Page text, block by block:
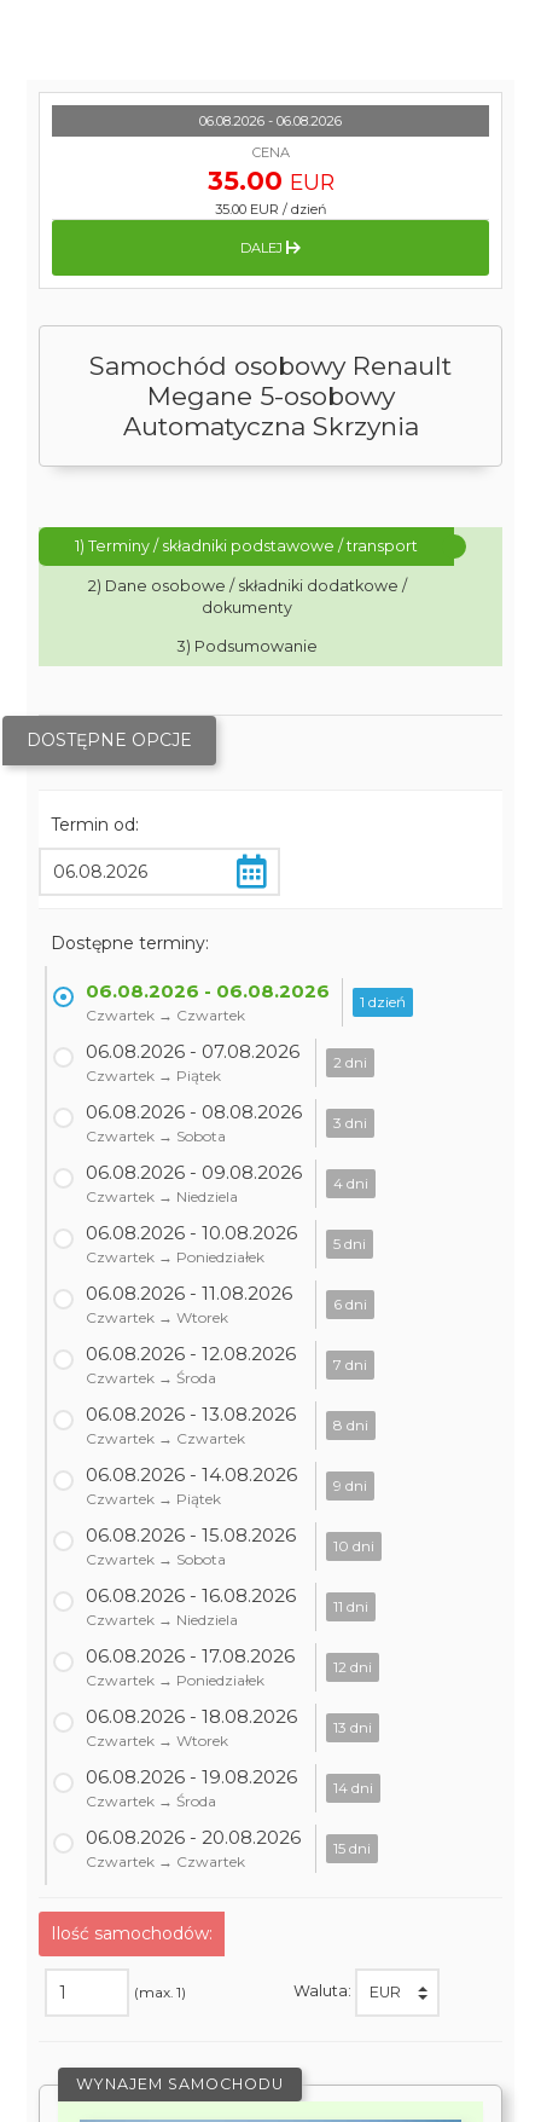
Samochód osobowy Renault
Megane 5-osobowy
Automatyczna Skrzynia
1) Terminy / składniki podstawowe / transport
2) Dane osobowe / składniki dodatkowe /
dokumenty
3) Podsumowanie
DOSTĘPNE OPCJE
Termin od:
Dostępne terminy:
06.08.2026 - 06.08.2026
Czwartek → Czwartek
1 dzień
06.08.2026 - 07.08.2026
Czwartek → Piątek
2 dni
06.08.2026 - 08.08.2026
Czwartek → Sobota
3 dni
06.08.2026 - 09.08.2026
Czwartek → Niedziela
4 dni
06.08.2026 - 10.08.2026
Czwartek → Poniedziałek
5 dni
06.08.2026 - 11.08.2026
Czwartek → Wtorek
6 dni
06.08.2026 - 12.08.2026
Czwartek → Środa
7 dni
06.08.2026 - 13.08.2026
Czwartek → Czwartek
8 dni
06.08.2026 - 14.08.2026
Czwartek → Piątek
9 dni
06.08.2026 - 15.08.2026
Czwartek → Sobota
10 dni
06.08.2026 - 16.08.2026
Czwartek → Niedziela
11 dni
06.08.2026 - 17.08.2026
Czwartek → Poniedziałek
12 dni
06.08.2026 - 18.08.2026
Czwartek → Wtorek
13 dni
06.08.2026 - 19.08.2026
Czwartek → Środa
14 dni
06.08.2026 - 20.08.2026
Czwartek → Czwartek
15 dni
Ilość samochodów:
(max. 1) Waluta:
WYNAJEM SAMOCHODU
06.08.2026 - 06.08.2026
CENA
35.00 EUR
35.00 EUR / dzień
DALEJ